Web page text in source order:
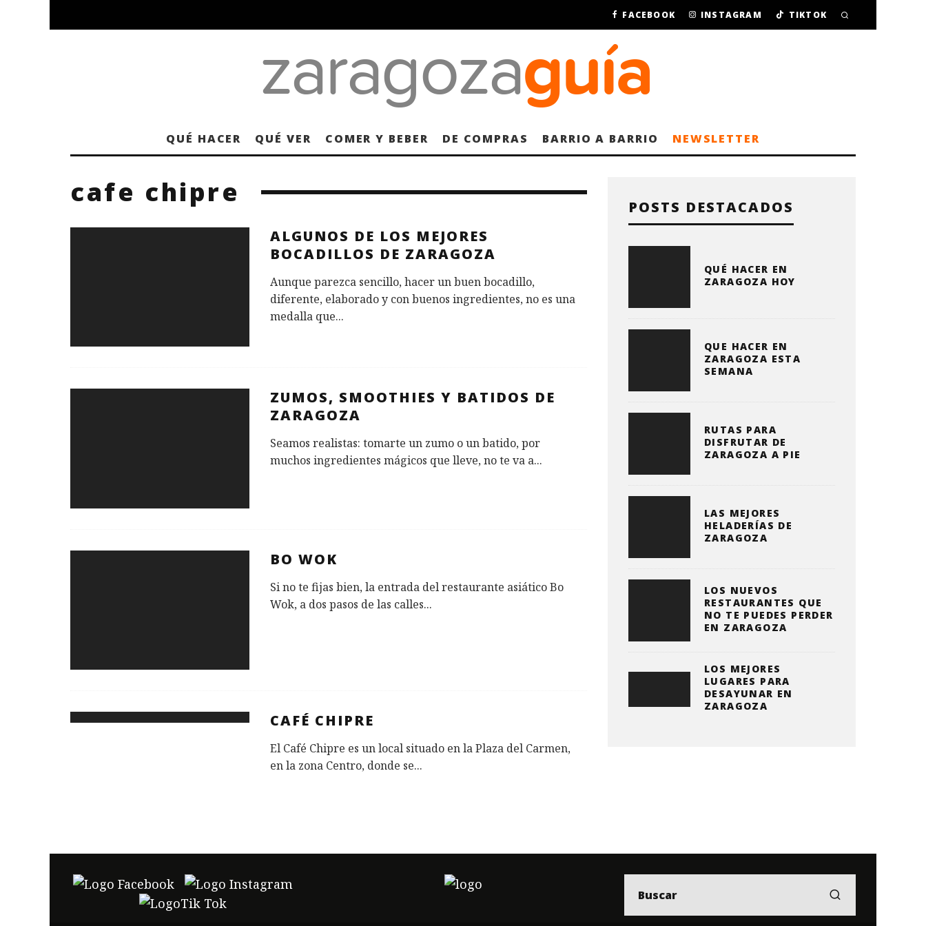
FACEBOOK INSTAGRAM TIKTOK
QUÉ HACER QUÉ VER COMER Y BEBER DE COMPRAS BARRIO A BARRIO NEWSLETTER
cafe chipre
ALGUNOS DE LOS MEJORES
BOCADILLOS DE ZARAGOZA
Aunque parezca sencillo, hacer un buen bocadillo,
diferente, elaborado y con buenos ingredientes, no es una
medalla que...
ZUMOS, SMOOTHIES Y BATIDOS DE
ZARAGOZA
Seamos realistas: tomarte un zumo o un batido, por
muchos ingredientes mágicos que lleve, no te va a...
BO WOK
Si no te fijas bien, la entrada del restaurante asiático Bo
Wok, a dos pasos de las calles...
CAFÉ CHIPRE
El Café Chipre es un local situado en la Plaza del Carmen,
en la zona Centro, donde se...
POSTS DESTACADOS
QUÉ HACER EN
ZARAGOZA HOY
QUE HACER EN
ZARAGOZA ESTA
SEMANA
RUTAS PARA
DISFRUTAR DE
ZARAGOZA A PIE
LAS MEJORES
HELADERÍAS DE
ZARAGOZA
LOS NUEVOS
RESTAURANTES QUE
NO TE PUEDES PERDER
EN ZARAGOZA
LOS MEJORES
LUGARES PARA
DESAYUNAR EN
ZARAGOZA